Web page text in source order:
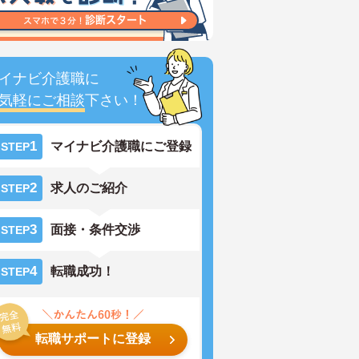
ナビ介護職に
軽にご相談下さい！
STEP1 マイナビ介護職にご登録
STEP2 求人のご紹介
STEP3 面接・条件交渉
STEP4 転職成功！
転職サポートに登録